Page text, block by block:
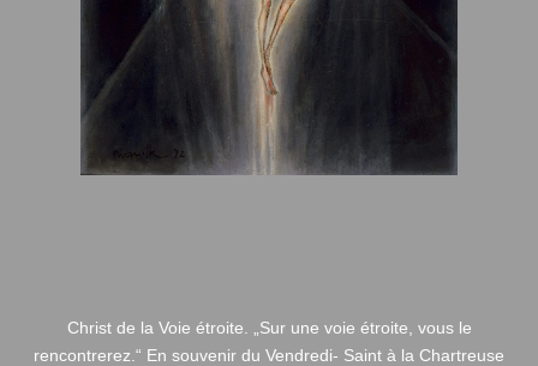
Christ de la Voie étroite. „Sur une voie étroite, vous le
rencontrerez.“ En souvenir du Vendredi- Saint à la Chartreuse